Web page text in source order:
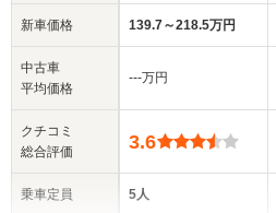
新車価格
中古車
平均価格
クチコミ
総合評価
乗車定員
139.7～218.5万円
‐‐‐万円
3.6
5人